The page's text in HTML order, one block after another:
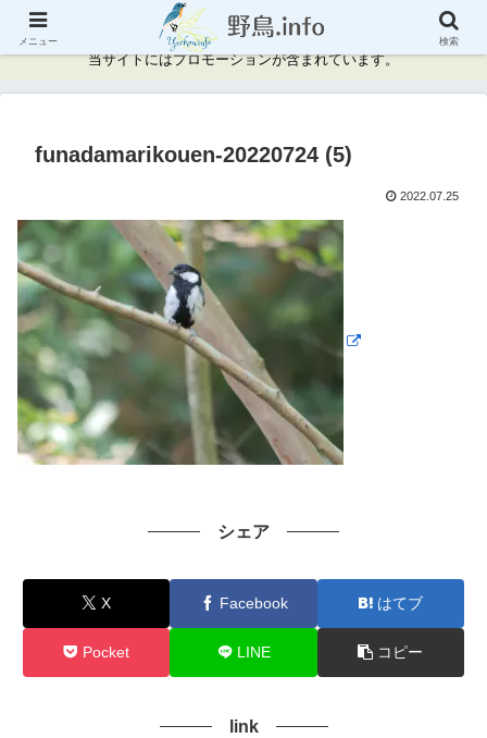
神奈川県周辺の野鳥情報と記録
当サイトにはプロモーションが含まれています。
funadamarikouen-20220724 (5)
2022.07.25
シェア
X Facebook はてブ
Pocket LINE コピー
link
メニュー 検索